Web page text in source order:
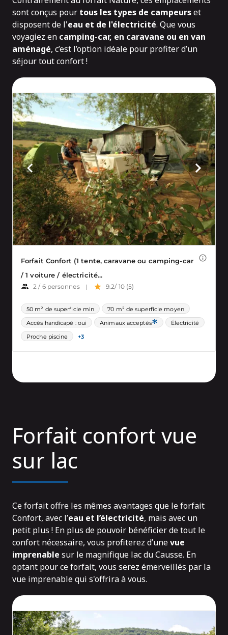
sont conçus pour tous les types de campeurset
disposent de l'eau et de l'électricité. Que vous
voyagiez en camping-car, en caravane ou en van
aménagé, c’est l’option idéale pour profiter d’un
séjour tout confort !
Forfait confort vue
sur lac
Ce forfait offre les mêmes avantages que le forfait
Confort, avec l’eau et l’électricité, mais avec un
petit plus ! En plus de pouvoir bénéficier de tout le
confort nécessaire, vous profiterez d’unevue
imprenable sur le magnifique lac du Causse. En
optant pour ce forfait, vous serez émerveillés par la
vue imprenable qui s'offrira à vous.